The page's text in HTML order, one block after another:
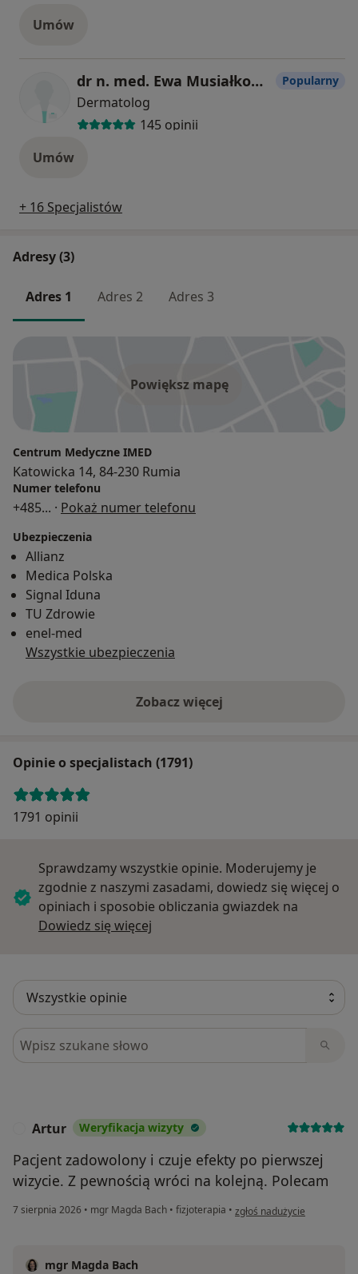
Umów
dr n. med. Ewa Musiałkowska
Dermatolog
145 opinii
Popularny
Umów
+ 16 Specjalistów
Adresy (3)
Adres 1 Adres 2 Adres 3
Powiększ mapę
Centrum Medyczne IMED
Katowicka 14, 84-230 Rumia
Numer telefonu
+485... · Pokaż numer telefonu
Ubezpieczenia
Allianz
Medica Polska
Signal Iduna
TU Zdrowie
enel-med
Wszystkie ubezpieczenia
Zobacz więcej
Opinie o specjalistach (1791)
1791 opinii
Sprawdzamy wszystkie opinie. Moderujemy je
zgodnie z naszymi zasadami, dowiedz się więcej o
opiniach i sposobie obliczania gwiazdek na
Dowiedz się więcej
Szukaj w opiniach
Artur Weryfikacja wizyty
Pacjent zadowolony i czuje efekty po pierwszej
wizycie. Z pewnością wróci na kolejną. Polecam
7 sierpnia 2026 • mgr Magda Bach • fizjoterapia • w opinii użytkownika Artur
zgłoś nadużycie
mgr Magda Bach